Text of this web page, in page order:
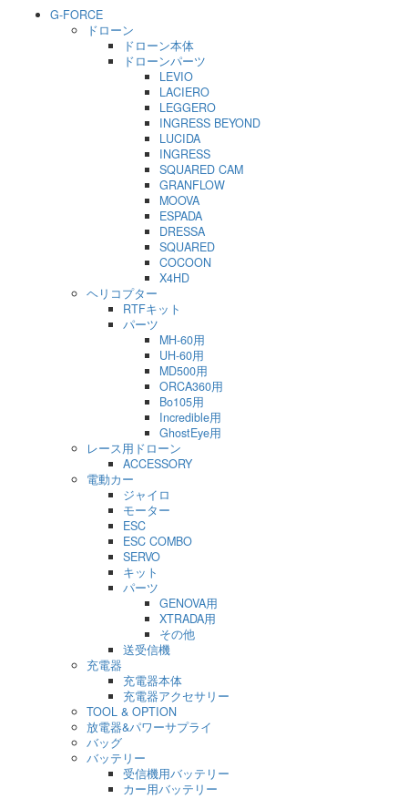
G-FORCE
ドローン
ドローン本体
ドローンパーツ
LEVIO
LACIERO
LEGGERO
INGRESS BEYOND
LUCIDA
INGRESS
SQUARED CAM
GRANFLOW
MOOVA
ESPADA
DRESSA
SQUARED
COCOON
X4HD
ヘリコプター
RTFキット
パーツ
MH-60用
UH-60用
MD500用
ORCA360用
Bo105用
Incredible用
GhostEye用
レース用ドローン
ACCESSORY
電動カー
ジャイロ
モーター
ESC
ESC COMBO
SERVO
キット
パーツ
GENOVA用
XTRADA用
その他
送受信機
充電器
充電器本体
充電器アクセサリー
TOOL & OPTION
放電器&パワーサプライ
バッグ
バッテリー
受信機用バッテリー
カー用バッテリー